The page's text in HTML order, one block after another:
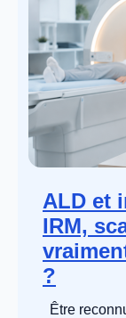
ALD et
IRM,
?
Être